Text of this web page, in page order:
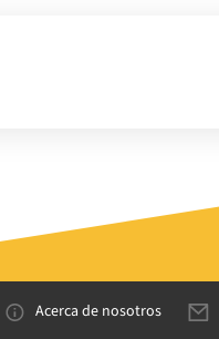
Acerca de nosotros